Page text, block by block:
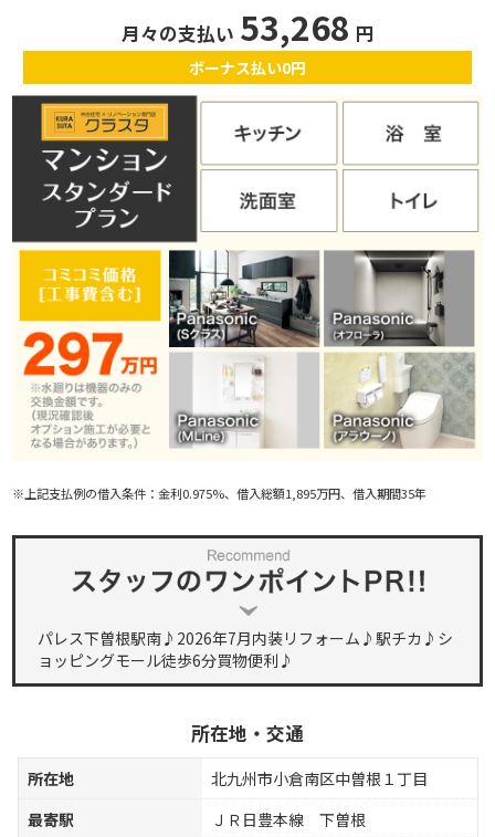
月々の支払い 53,268 円
ボーナス払い0円
※上記支払例の借入条件：金利0.975%、借入総額1,895万円、借入期間35年
パレス下曽根駅南♪2026年7月内装リフォーム♪駅チカ♪シ
ョッピングモール徒歩6分買物便利♪
所在地・交通
所在地
北九州市小倉南区中曽根１丁目
最寄駅
ＪＲ日豊本線 下曽根